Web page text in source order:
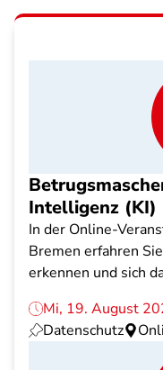
Intelligenz (KI)
In der Online-
Bremen erfahren
erkennen und sich
Mi, 19. August
Datenschutz